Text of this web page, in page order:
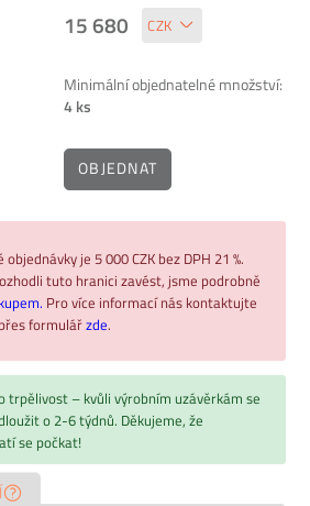
15 680
Minimální objednatelné množství:
4 ks
OBJEDNAT
je 5 000 CZK bez DPH 21 %.
tuto hranici zavést, jsme podrobně
Pro více informací nás kontaktujte
formulářzde.
trpělivost – kvůli výrobním uzávěrkám se
o 2-6 týdnů. Děkujeme, že
se počkat!